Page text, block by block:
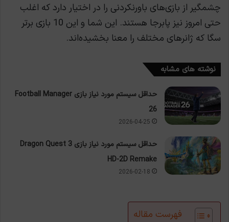
چشمگیر از بازی‌های باورنکردنی را در اختیار دارد که اغلب
حتی امروز نیز پابرجا هستند. این شما و این 10 بازی برتر
سگا که ژانرهای مختلف را معنا بخشیده‌اند.
نوشته های مشابه
حداقل سیستم مورد نیاز بازی Football Manager
26
2026-04-25
حداقل سیستم مورد نیاز بازی Dragon Quest 3
HD-2D Remake
2026-02-18
فهرست مقاله